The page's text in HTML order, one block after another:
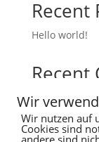
Recent
Hello world!
Recent
Es sind keine
Wir
Wir nutzen auf
Cookies sind
andere sind